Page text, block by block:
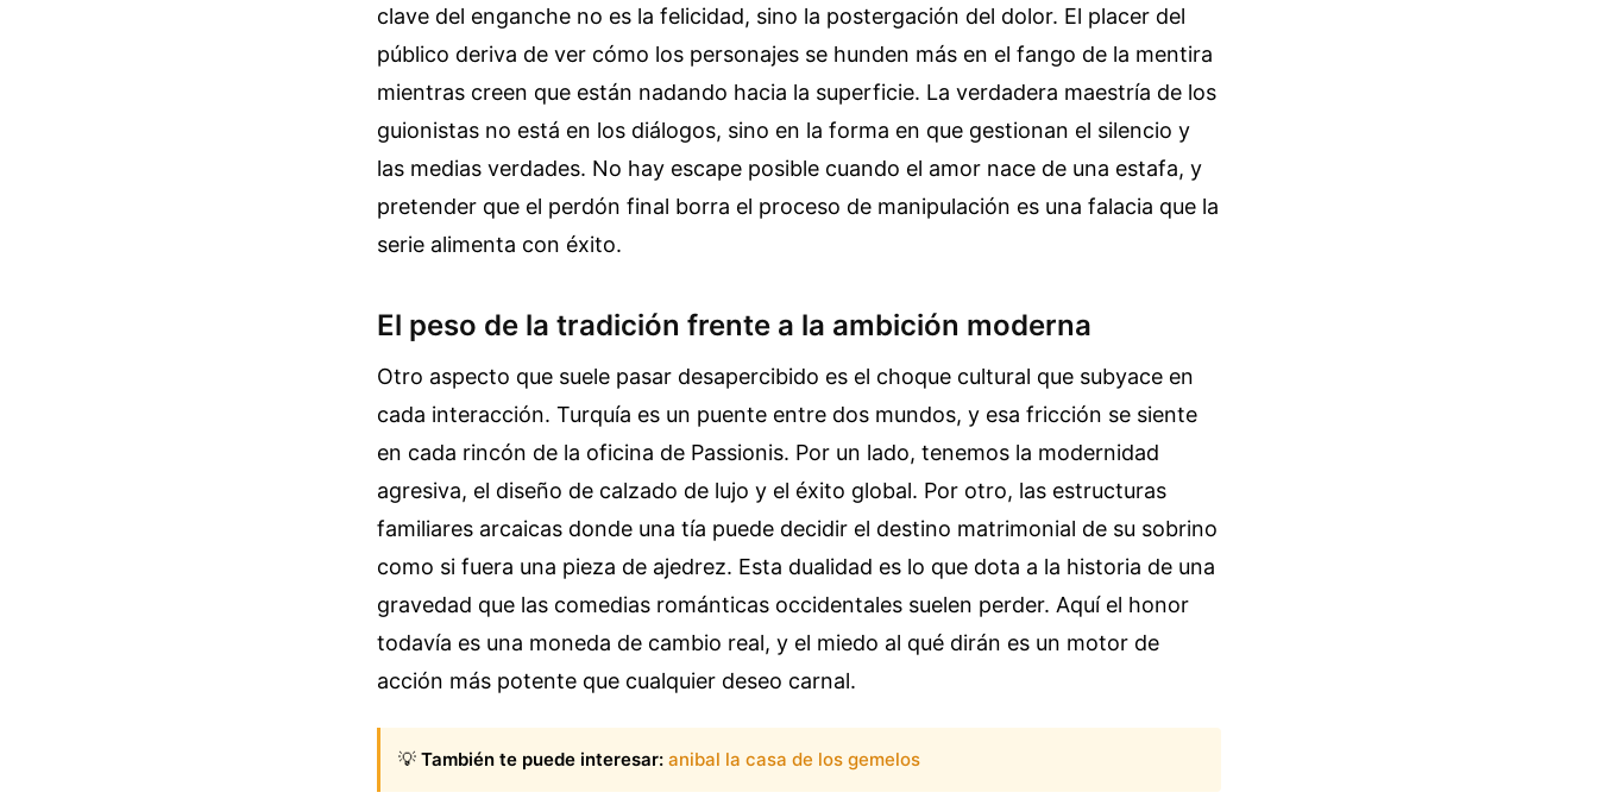
clave del enganche no es la felicidad, sino la postergación del dolor. El placer del
público deriva de ver cómo los personajes se hunden más en el fango de la mentira
mientras creen que están nadando hacia la superficie. La verdadera maestría de los
guionistas no está en los diálogos, sino en la forma en que gestionan el silencio y
las medias verdades. No hay escape posible cuando el amor nace de una estafa, y
pretender que el perdón final borra el proceso de manipulación es una falacia que la
serie alimenta con éxito.
El peso de la tradición frente a la ambición moderna
Otro aspecto que suele pasar desapercibido es el choque cultural que subyace en
cada interacción. Turquía es un puente entre dos mundos, y esa fricción se siente
en cada rincón de la oficina de Passionis. Por un lado, tenemos la modernidad
agresiva, el diseño de calzado de lujo y el éxito global. Por otro, las estructuras
familiares arcaicas donde una tía puede decidir el destino matrimonial de su sobrino
como si fuera una pieza de ajedrez. Esta dualidad es lo que dota a la historia de una
gravedad que las comedias románticas occidentales suelen perder. Aquí el honor
todavía es una moneda de cambio real, y el miedo al qué dirán es un motor de
acción más potente que cualquier deseo carnal.
💡 También te puede interesar: anibal la casa de los gemelos